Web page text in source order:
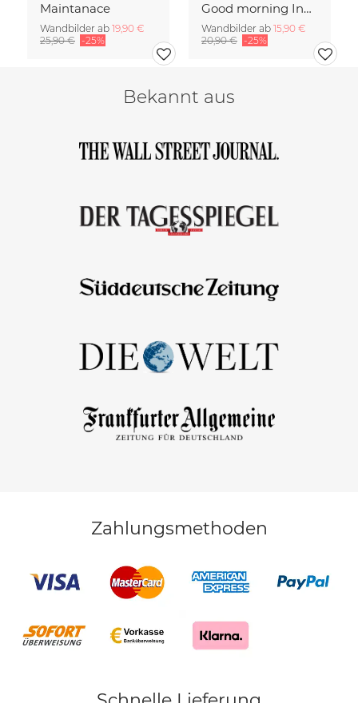
Maintanace
Wandbilder ab 19,90 €
25,90 € -25%
Good morning India
Wandbilder ab 15,90 €
20,90 € -25%
Bekannt aus
Zahlungsmethoden